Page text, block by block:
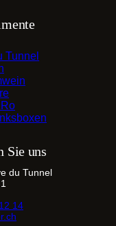
Tunnel
Sie uns
du Tunnel
14